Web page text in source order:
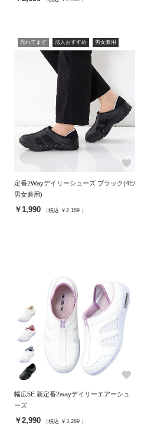
売れてます 法人おすすめ 男女兼用
favorite
定番2Wayデイリーシューズ ブラック(4E/
男女兼用)
￥1,990 （税込 ￥2,189 ）
favorite
幅広5E 新定番2wayデイリーエアーシュ
ーズ
￥2,990 （税込 ￥3,289 ）